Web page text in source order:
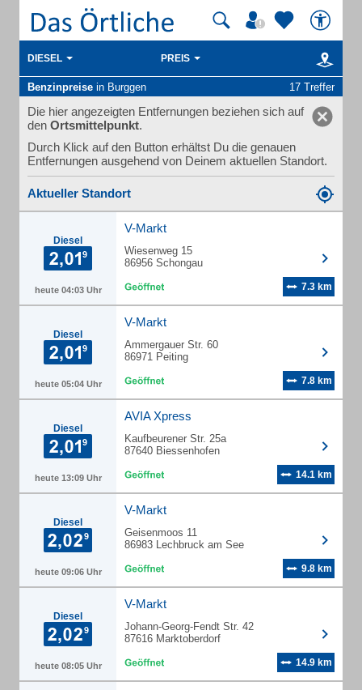
DIESEL PREIS
Benzinpreise in Burggen 17 Treffer
Die hier angezeigten Entfernungen beziehen sich auf
den Ortsmittelpunkt.
Durch Klick auf den Button erhältst Du die genauen
Entfernungen ausgehend von Deinem aktuellen Standort.
Aktueller Standort
Diesel
heute 04:03 Uhr
V-Markt
Wiesenweg 15
86956 Schongau
7.3 km
Diesel
heute 05:04 Uhr
V-Markt
Ammergauer Str. 60
86971 Peiting
7.8 km
Diesel
heute 13:09 Uhr
AVIA Xpress
Kaufbeurener Str. 25a
87640 Biessenhofen
14.1 km
Diesel
heute 09:06 Uhr
V-Markt
Geisenmoos 11
86983 Lechbruck am See
9.8 km
Diesel
heute 08:05 Uhr
V-Markt
Johann-Georg-Fendt Str. 42
87616 Marktoberdorf
14.9 km